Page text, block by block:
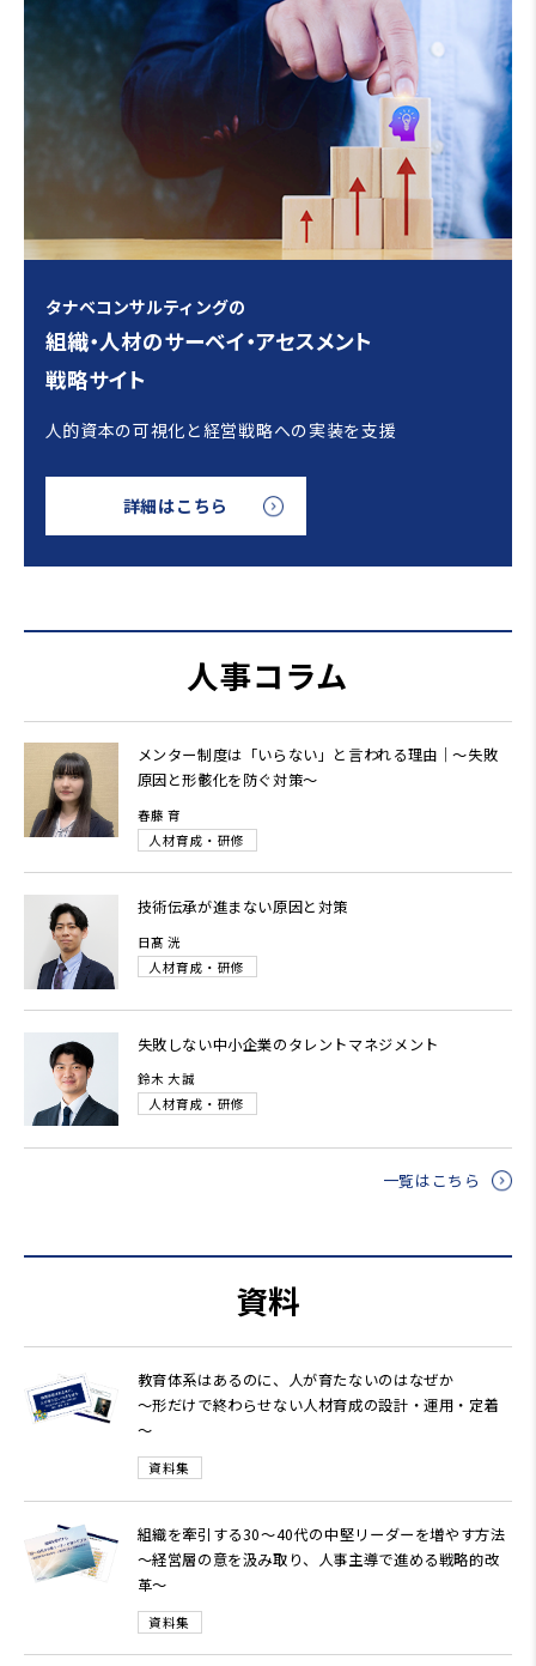
タナベコンサルティングの
組織・人材のサーベイ・アセスメント
戦略サイト
人的資本の可視化と経営戦略への実装を支援
詳細はこちら
人事コラム
メンター制度は「いらない」と言われる理由｜～失敗
原因と形骸化を防ぐ対策～
春藤 育
人材育成・研修
技術伝承が進まない原因と対策
日髙 洸
人材育成・研修
失敗しない中小企業のタレントマネジメント
鈴木 大誠
人材育成・研修
一覧はこちら
資料
教育体系はあるのに、人が育たないのはなぜか
～形だけで終わらせない人材育成の設計・運用・定着
～
資料集
組織を牽引する30～40代の中堅リーダーを増やす方法
～経営層の意を汲み取り、人事主導で進める戦略的改
革～
資料集